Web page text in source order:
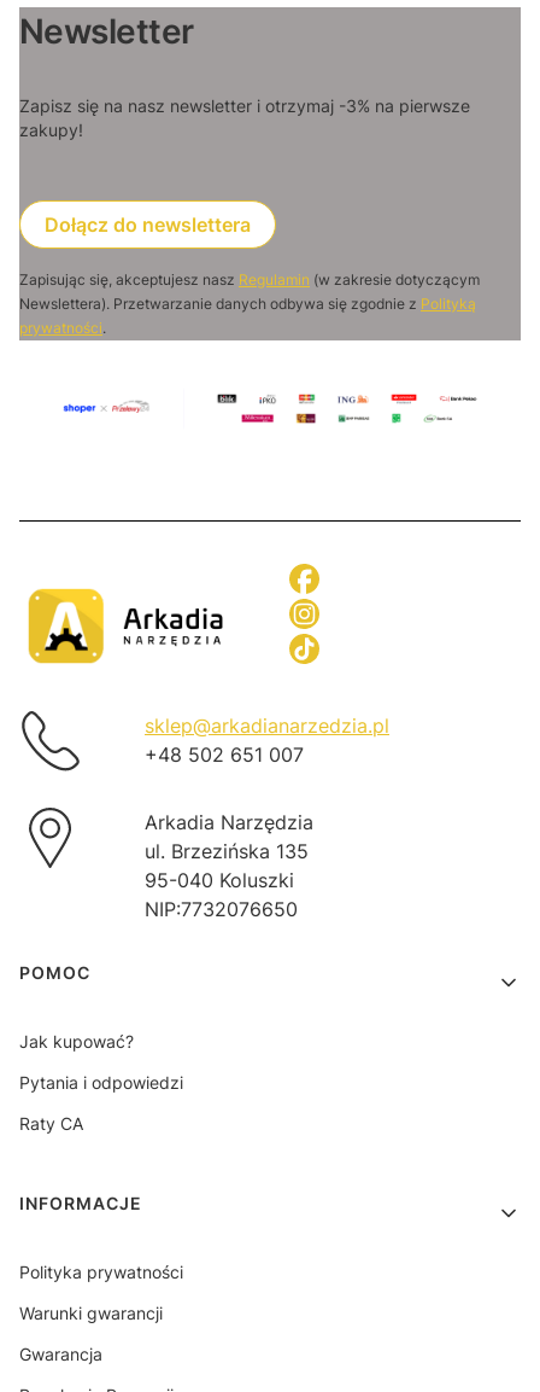
Newsletter
Zapisz się na nasz newsletter i otrzymaj -3% na pierwsze
zakupy!
Dołącz do newslettera
Zapisując się, akceptujesz nasz Regulamin (w zakresie dotyczącym
Newslettera). Przetwarzanie danych odbywa się zgodnie z Polityką
prywatności.
sklep@arkadianarzedzia.pl
+48 502 651 007
Arkadia Narzędzia
ul. Brzezińska 135
95-040 Koluszki
NIP:7732076650
Linki w stopce
POMOC
Jak kupować?
Pytania i odpowiedzi
Raty CA
INFORMACJE
Polityka prywatności
Warunki gwarancji
Gwarancja